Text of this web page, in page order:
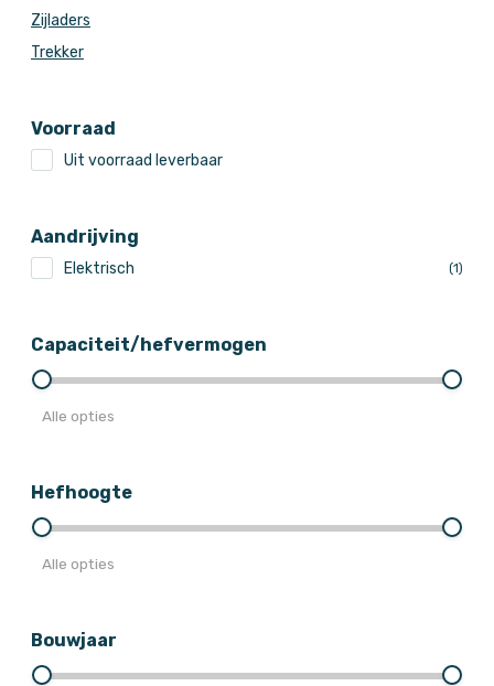
Zijladers
Trekker
Voorraad
Uit voorraad leverbaar
Aandrijving
Elektrisch (1)
Capaciteit/hefvermogen
Alle opties
Hefhoogte
Alle opties
Bouwjaar